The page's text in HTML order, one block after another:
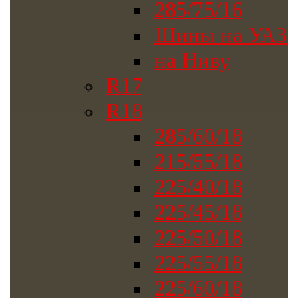
285/75/16
Шины на УАЗ
на Ниву
R17
R18
285/60/18
215/55/18
225/40/18
225/45/18
225/50/18
225/55/18
225/60/18